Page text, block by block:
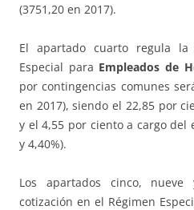
(3751,20 en 2017).
El apartado cuarto regula la
Especial para Empleados de
por contingencias comunes
en 2017), siendo el 22,85 por
y el 4,55 por ciento a cargo del
y 4,40%).
Los apartados cinco,
cotización en el Régimen